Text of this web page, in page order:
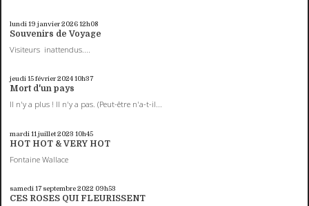
lundi 19 janvier 202612h08
Souvenirs de Voyage
Visiteurs inattendus....
jeudi 15février 202410h37
Mort d'un pays
Il n'y a plus ! Il n'y a pas. (Peut-être n'a-t-il...
mardi 11 juillet 2023 10h45
HOT HOT & VERY HOT
Fontaine Wallace
samedi 17 septembre 2022 09h53
CES ROSES QUI FLEURISSENT